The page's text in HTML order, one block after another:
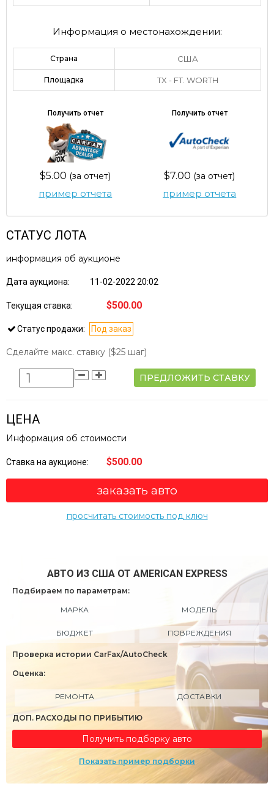
Информация о местонахождении:
Страна США
Площадка TX - FT. WORTH
Получить отчет
$5.00 (за отчет)
пример отчета
Получить отчет
$7.00 (за отчет)
пример отчета
СТАТУС ЛОТА
информация об аукционе
Дата аукциона: 11-02-2022 20:02
Текущая ставка: $500.00
Статус продажи: Под заказ
Сделайте макс. ставку ($25 шаг)
ПРЕДЛОЖИТЬ СТАВКУ
ЦЕНА
Информация об стоимости
Ставка на аукционе: $500.00
заказать авто
просчитать стоимость под ключ
АВТО ИЗ США ОТ AMERICAN EXPRESS
Подбираем по параметрам:
МАРКА МОДЕЛЬ
БЮДЖЕТ ПОВРЕЖДЕНИЯ
Проверка истории CarFax/AutoCheck
Оценка:
РЕМОНТА ДОСТАВКИ
ДОП. РАСХОДЫ ПО ПРИБЫТИЮ
Получить подборку авто
Показать пример подборки